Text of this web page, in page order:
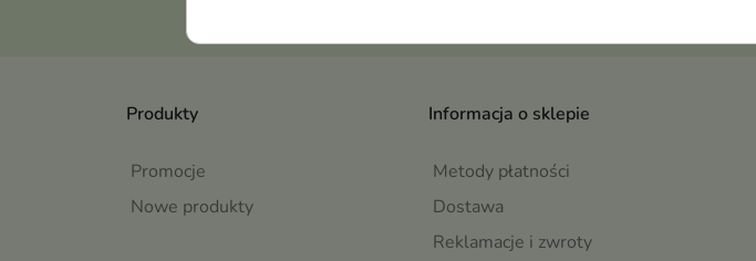
Produkty
Promocje
Nowe produkty
Informacja o sklepie
Metody płatności
Dostawa
Reklamacje i zwroty